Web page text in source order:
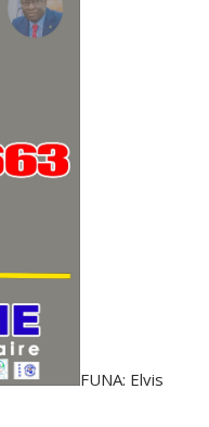
FUNA: Elvis